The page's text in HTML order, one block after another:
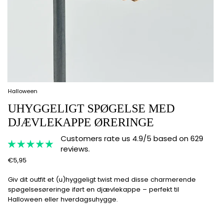
Halloween
UHYGGELIGT SPØGELSE MED
DJÆVLEKAPPE ØRERINGE
Customers rate us 4.9/5 based on 629
reviews.
€5,95
Giv dit outfit et (u)hyggeligt twist med disse charmerende
spøgelsesøreringe iført en djævlekappe – perfekt til
Halloween eller hverdagsuhygge.